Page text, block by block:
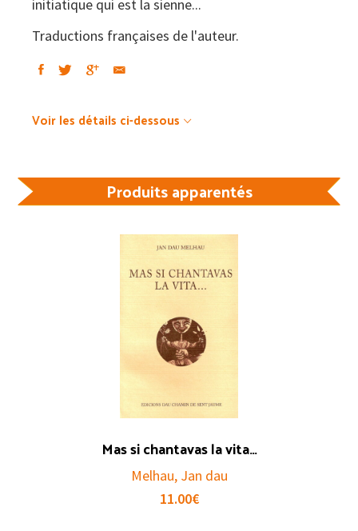
initiatique qui est la sienne...
Traductions françaises de l'auteur.
Voir les détails ci-dessous
Produits apparentés
Mas si chantavas la vita…
Melhau, Jan dau
11.00€